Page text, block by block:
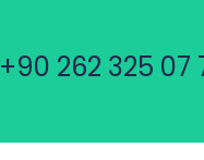
+90 262 325 07